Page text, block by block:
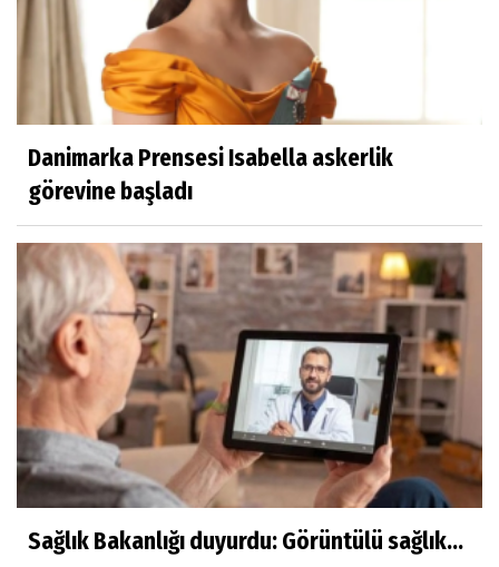
Danimarka Prensesi Isabella askerlik
görevine başladı
Sağlık Bakanlığı duyurdu: Görüntülü sağlık...